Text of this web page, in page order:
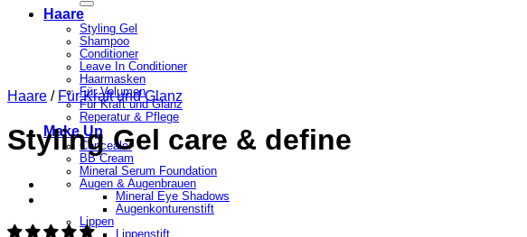
Haare
Styling Gel
Shampoo
Conditioner
Leave In Conditioner
Haarmasken
Für Volumen
Für Kraft und Glanz
Reperatur & Pflege
Make Up
Concealer
BB Cream
Mineral Serum Foundation
Augen & Augenbrauen
Mineral Eye Shadows
Augenkonturenstift
Lippen
Lippenstift
Haare / Für Kraft und Glanz
Styling Gel care & define